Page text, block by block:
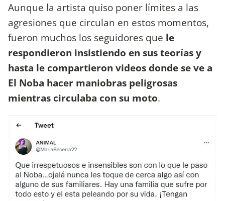
Aunque la artista quiso poner límites a las
agresiones que circulan en estos momentos,
fueron muchos los seguidores que le
respondieron insistiendo en sus teorías y
hasta le compartieron videos donde se ve a
El Noba hacer maniobras peligrosas
mientras circulaba con su moto.